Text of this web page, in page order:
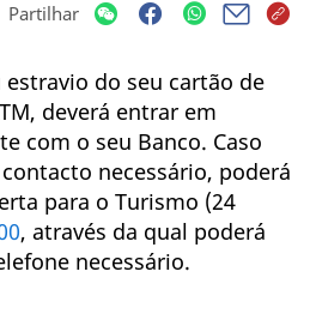
Partilhar
estravio do seu cartão de
deverá entrar em
com o seu Banco. Caso
necessário, poderá
para o Turismo (24
, através da qual poderá
necessário.